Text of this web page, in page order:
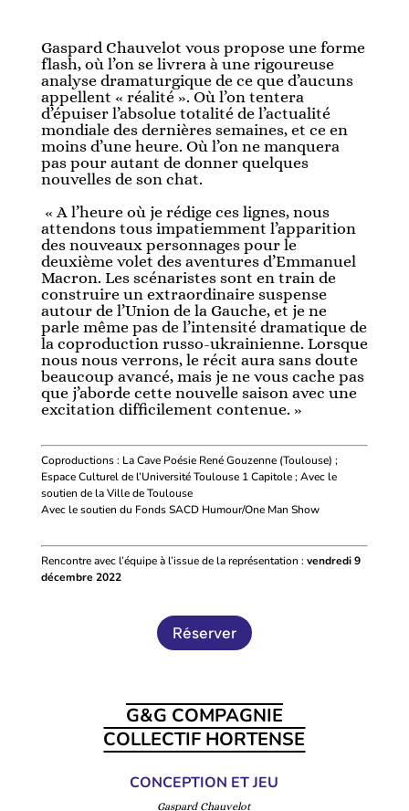
Gaspard Chauvelot vous propose une forme
flash, où l’on se livrera à une rigoureuse
analyse dramaturgique de ce que d’aucuns
appellent « réalité ». Où l’on tentera
d’épuiser l’absolue totalité de l’actualité
mondiale des dernières semaines, et ce en
moins d’une heure. Où l’on ne manquera
pas pour autant de donner quelques
nouvelles de son chat.
« A l’heure où je rédige ces lignes, nous
attendons tous impatiemment l’apparition
des nouveaux personnages pour le
deuxième volet des aventures d’Emmanuel
Macron. Les scénaristes sont en train de
construire un extraordinaire suspense
autour de l’Union de la Gauche, et je ne
parle même pas de l’intensité dramatique de
la coproduction russo-ukrainienne. Lorsque
nous nous verrons, le récit aura sans doute
beaucoup avancé, mais je ne vous cache pas
que j’aborde cette nouvelle saison avec une
excitation difficilement contenue. »
Coproductions : La Cave Poésie René Gouzenne (Toulouse) ;
Espace Culturel de l’Université Toulouse 1 Capitole ; Avec le
soutien de la Ville de Toulouse
Avec le soutien du Fonds SACD Humour/One Man Show
Rencontre avec l’équipe à l’issue de la représentation : vendredi 9
décembre 2022
Réserver
G&G COMPAGNIE
COLLECTIF HORTENSE
CONCEPTION ET JEU
Gaspard Chauvelot